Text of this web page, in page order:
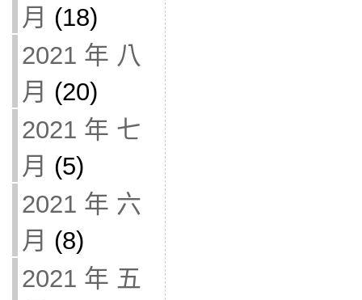
月 (18)
2021 年 八
月 (20)
2021 年 七
月 (5)
2021 年 六
月 (8)
2021 年 五